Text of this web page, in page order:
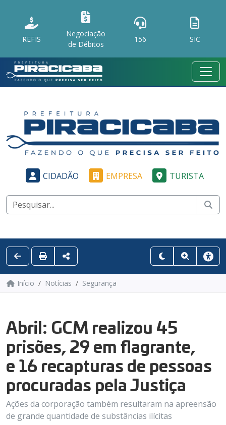
REFIS
Negociação
de Débitos
156 SIC
CIDADÃO EMPRESA TURISTA
Início Notícias Segurança
Abril: GCM realizou 45
prisões, 29 em flagrante,
e 16 recapturas de pessoas
procuradas pela Justiça
Ações da corporação também resultaram na apreensão
de grande quantidade de substâncias ilícitas